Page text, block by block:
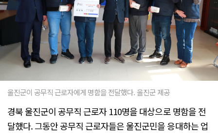
울진군이 공무직 근로자에게 명함을 전달했다. 울진군 제공
경북 울진군이 공무직 근로자 110명을 대상으로 명함을 전
달했다. 그동안 공무직 근로자들은 울진군민을 응대하는 업